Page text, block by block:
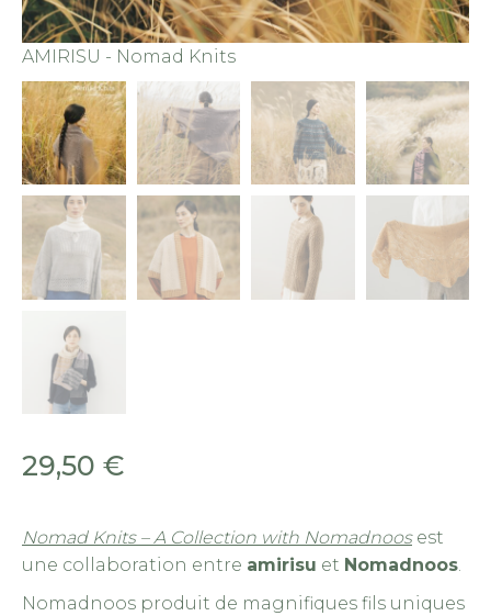
AMIRISU - Nomad Knits
29,50 €
Nomad Knits – A Collection with Nomadnoosest
une collaboration entre amirisu et Nomadnoos.
Nomadnoos produit de magnifiques fils uniques